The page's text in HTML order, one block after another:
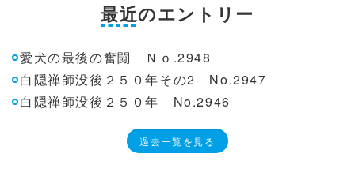
最近のエントリー
愛犬の最後の奮闘 Ｎｏ.2948
白隠禅師没後２５０年その2 No.2947
白隠禅師没後２５０年 No.2946
過去一覧を見る